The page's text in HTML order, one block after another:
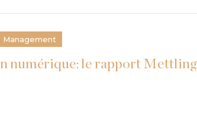
Management
numérique: le rapport Mettling